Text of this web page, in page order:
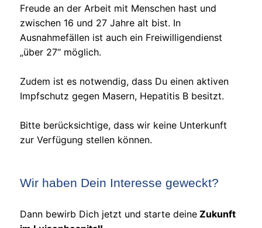
Freude an der Arbeit mit Menschen hast und
zwischen 16 und 27 Jahre alt bist. In
Ausnahmefällen ist auch ein Freiwilligendienst
„über 27“ möglich.
Zudem ist es notwendig, dass Du einen aktiven
Impfschutz gegen Masern, Hepatitis B besitzt.
Bitte berücksichtige, dass wir keine Unterkunft
zur Verfügung stellen können.
Wir haben Dein Interesse geweckt?
Dann bewirb Dich jetzt und starte deine Zukunft